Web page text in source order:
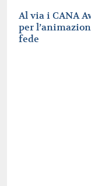
Al via i CANA
per
fede